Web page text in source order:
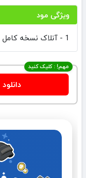
ویژگی مود
1 - آنلاک نسخه کامل بازی
مهم! : کلیک کنید